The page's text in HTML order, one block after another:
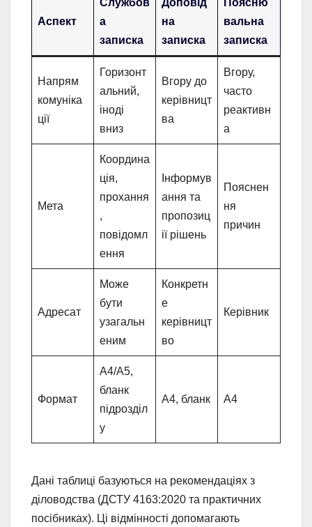
Аспект
Службов
а
записка
Доповід
на
записка
Поясню
вальна
записка
Напрям
комуніка
ції
Горизонт
альний,
іноді
вниз
Вгору до
керівницт
ва
Вгору,
часто
реактивн
а
Мета
Координа
ція,
прохання
,
повідомл
ення
Інформув
ання та
пропозиц
ії рішень
Пояснен
ня
причин
Адресат
Може
бути
узагальн
еним
Конкретн
е
керівницт
во
Керівник
Формат
А4/А5,
бланк
підрозділ
у
А4, бланк А4
Дані таблиці базуються на рекомендаціях з
діловодства (ДСТУ 4163:2020 та практичних
посібниках). Ці відмінності допомагають